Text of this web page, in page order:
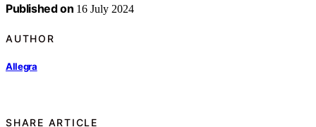
Published on 16 July 2024
AUTHOR
Allegra
SHARE ARTICLE